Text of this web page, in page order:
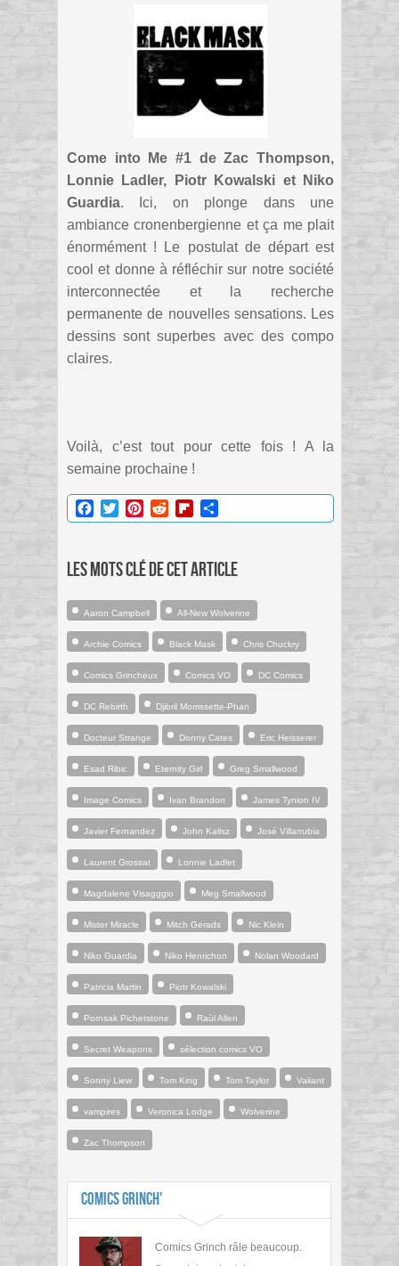
Come into Me #1 de Zac Thompson,
Lonnie Ladler, Piotr Kowalski et Niko
Guardia. Ici, on plonge dans une
ambiance cronenbergienne et ça me plait
énormément ! Le postulat de départ est
cool et donne à réfléchir sur notre société
interconnectée et la recherche
permanente de nouvelles sensations. Les
dessins sont superbes avec des compo
claires.
Voilà, c’est tout pour cette fois ! A la
semaine prochaine !
Facebook
TwitterPinterestRedditFlipboard
Les mots clé de cet article
Aaron Campbell All-New Wolverine
Archie Comics Black Mask Chris Chuckry
Comics Grincheux Comics VO DC Comics
DC Rebirth Djibril Morrissette-Phan
Docteur Strange Donny Cates Eric Heisserer
Esad Ribic Eternity Girl Greg Smallwood
Image Comics Ivan Brandon James Tynion IV
Javier Fernandez John Kalisz José Villarrubia
Laurent Grossat Lonnie Ladlet
Magdalene Visagggio Meg Smallwood
Mister Miracle Mitch Gerads Nic Klein
Niko Guardia Niko Henrichon Nolan Woodard
Patricia Martin Piotr Kowalski
Pornsak Pichetstone Raùl Allen
Secret Weapons sélection comics VO
Sonny Liew Tom King Tom Taylor Valiant
vampires Veronica Lodge Wolverine
Zac Thompson
Comics Grinch'
Comics Grinch râle beaucoup.